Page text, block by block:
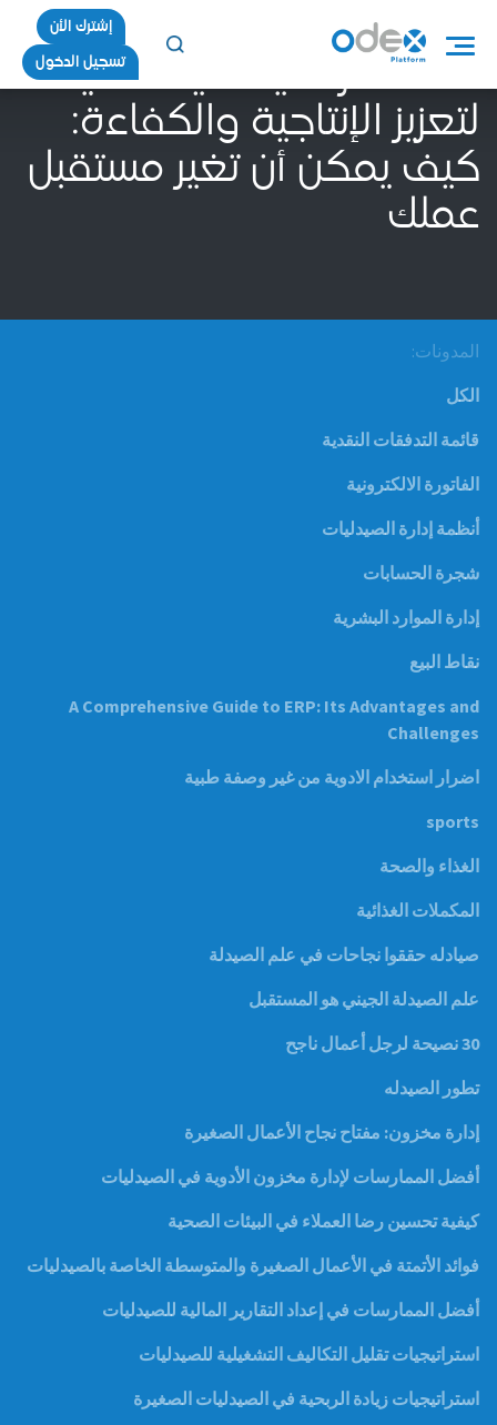
إشترك الأن
تسجيل الدخول
الاستثمار في تقنيات حديثة
لتعزيز الإنتاجية والكفاءة:
كيف يمكن أن تغير مستقبل
عملك
المدونات:
الكل
قائمة التدفقات النقدية
الفاتورة الالكترونية
أنظمة إدارة الصيدليات
شجرة الحسابات
إدارة الموارد البشرية
نقاط البيع
A Comprehensive Guide to ERP: Its Advantages and
Challenges
اضرار استخدام الادوية من غير وصفة طبية
sports
الغذاء والصحة
المكملات الغذائية
صيادله حققوا نجاحات في علم الصيدلة
علم الصيدلة الجيني هو المستقبل
30 نصيحة لرجل أعمال ناجح
تطور الصيدله
إدارة مخزون: مفتاح نجاح الأعمال الصغيرة
أفضل الممارسات لإدارة مخزون الأدوية في الصيدليات
كيفية تحسين رضا العملاء في البيئات الصحية
فوائد الأتمتة في الأعمال الصغيرة والمتوسطة الخاصة بالصيدليات
أفضل الممارسات في إعداد التقارير المالية للصيدليات
استراتيجيات تقليل التكاليف التشغيلية للصيدليات
استراتيجيات زيادة الربحية في الصيدليات الصغيرة